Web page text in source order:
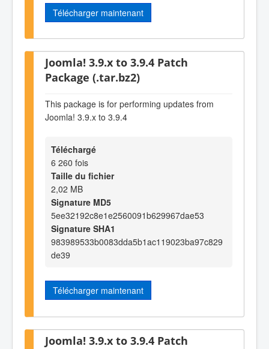
Télécharger maintenant
Joomla! 3.9.x to 3.9.4 Patch
Package (.tar.bz2)
This package is for performing updates from
Joomla! 3.9.x to 3.9.4
Téléchargé
6 260 fois
Taille du fichier
2,02 MB
Signature MD5
5ee32192c8e1e2560091b629967dae53
Signature SHA1
983989533b0083dda5b1ac119023ba97c829
de39
Télécharger maintenant
Joomla! 3.9.x to 3.9.4 Patch